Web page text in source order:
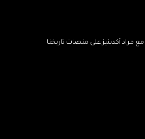
مراد أكدينيز على منصات تاريخنا